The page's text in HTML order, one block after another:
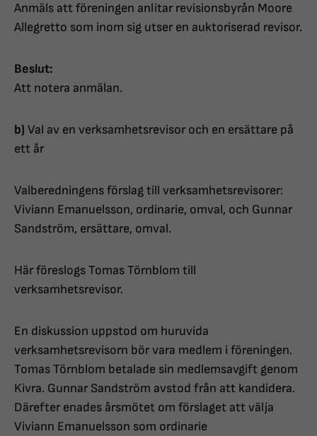
Anmäls att föreningen anlitar revisionsbyrån Moore
Allegretto som inom sig utser en auktoriserad revisor.
Beslut:
Att notera anmälan.
b) Val av en verksamhetsrevisor och en ersättare på
ett år
Valberedningens förslag till verksamhetsrevisorer:
Viviann Emanuelsson, ordinarie, omval, och Gunnar
Sandström, ersättare, omval.
Här föreslogs Tomas Törnblom till
verksamhetsrevisor.
En diskussion uppstod om huruvida
verksamhetsrevisorn bör vara medlem i föreningen.
Tomas Törnblom betalade sin medlemsavgift genom
Kivra. Gunnar Sandström avstod från att kandidera.
Därefter enades årsmötet om förslaget att välja
Viviann Emanuelsson som ordinarie